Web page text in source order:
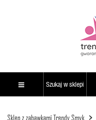
Sklep z zabawkami Trendy Smyk